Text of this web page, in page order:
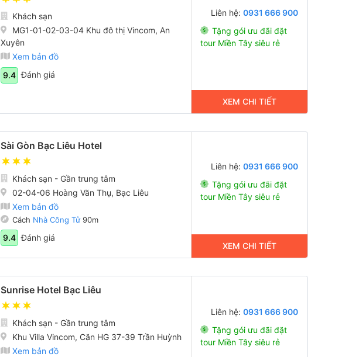
Khách sạn
MG1-01-02-03-04 Khu đô thị Vincom, An
Xuyên
Xem bản đồ
9.4 Đánh giá
Liên hệ:0931 666 900
Tặng gói ưu đãi đặt
tour Miền Tây siêu rẻ
XEM CHI TIẾT
Sài Gòn Bạc Liêu Hotel
Khách sạn - Gần trung tâm
02-04-06 Hoàng Văn Thụ, Bạc Liêu
Xem bản đồ
Cách Nhà Công Tử90m
9.4 Đánh giá
Liên hệ:0931 666 900
Tặng gói ưu đãi đặt
tour Miền Tây siêu rẻ
XEM CHI TIẾT
Sunrise Hotel Bạc Liêu
Khách sạn - Gần trung tâm
Khu Villa Vincom, Căn HG 37-39 Trần Huỳnh
Xem bản đồ
Liên hệ:0931 666 900
Tặng gói ưu đãi đặt
tour Miền Tây siêu rẻ